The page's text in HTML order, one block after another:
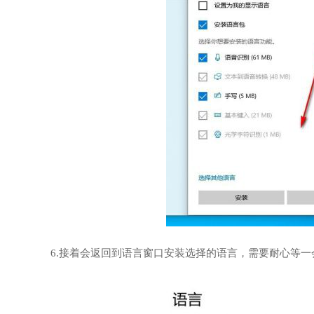
6.接着会返回到语言窗口安装选择的语言，需要耐心等